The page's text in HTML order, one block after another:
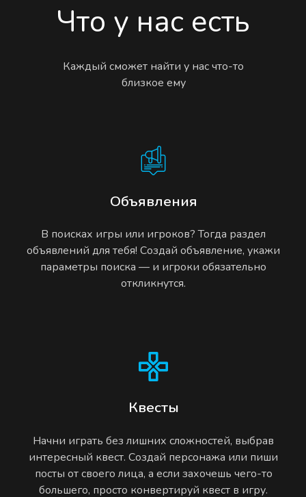
Что у нас есть
Каждый сможет найти у нас что-то
близкое ему
Объявления
В поисках игры или игроков? Тогда раздел
объявлений для тебя! Создай объявление, укажи
параметры поиска — и игроки обязательно
откликнутся.
Квесты
Начни играть без лишних сложностей, выбрав
интересный квест. Создай персонажа или пиши
посты от своего лица, а если захочешь чего-то
большего, просто конвертируй квест в игру.